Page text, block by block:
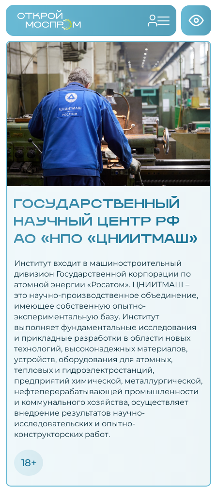
ГОСУДАРСТВЕННЫЙ
НАУЧНЫЙ ЦЕНТР РФ
АО «НПО «ЦНИИТМАШ»
Институт входит в машиностроительный
дивизион Государственной корпорации по
атомной энергии «Росатом». ЦНИИТМАШ –
это научно-производственное объединение,
имеющее собственную опытно-
экспериментальную базу. Институт
выполняет фундаментальные исследования
и прикладные разработки в области новых
технологий, высоконадежных материалов,
устройств, оборудования для атомных,
тепловых и гидроэлектростанций,
предприятий химической, металлургической,
нефтеперерабатывающей промышленности
и коммунального хозяйства, осуществляет
внедрение результатов научно-
исследовательских и опытно-
конструкторских работ.
18+